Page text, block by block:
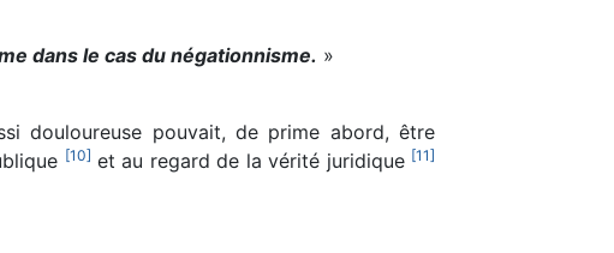
dans le cas du négationnisme. »
douloureuse pouvait, de prime abord, être
[10] et au regard de la vérité juridique [11]